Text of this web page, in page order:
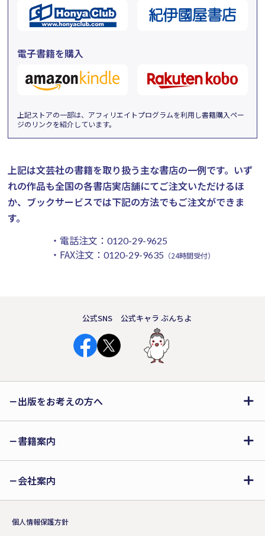
電子書籍を購入
上記ストアの一部は、アフィリエイトプログラムを利用し書籍購入ペー
ジのリンクを紹介しています。
上記は文芸社の書籍を取り扱う主な書店の一例です。 いず
れの作品も全国の各書店実店舗にてご注文いただけるほ
か、ブックサービスでは下記の方法でもご注文ができま
す。
・電話注文： 0120-29-9625
・FAX注文： 0120-29-9635 （24時間受付）
公式SNS 公式キャラ ぶんちよ
出版をお考えの方へ
書籍案内
会社案内
個人情報保護方針